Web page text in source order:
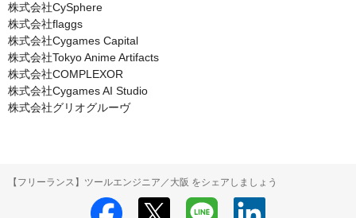
株式会社CySphere
株式会社flaggs
株式会社Cygames Capital
株式会社Tokyo Anime Artifacts
株式会社COMPLEXOR
株式会社Cygames AI Studio
株式会社グリオグルーヴ
【フリーランス】ツールエンジニア／大阪 をシェアしましょう